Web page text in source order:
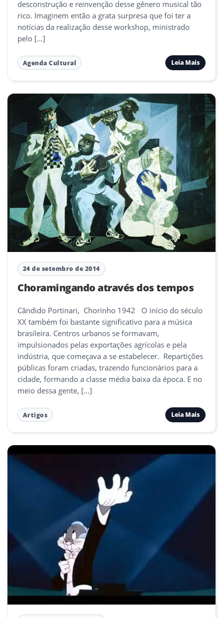
desconstrução e reinvenção desse gênero musical tão
rico. Imaginem então a grata surpresa que foi ter a
notícias da realização desse workshop, ministrado
pelo […]
Agenda Cultural Leia Mais
24 de setembro de 2014
Choramingando através dos tempos
Cândido Portinari, Chorinho 1942 O início do século
XX também foi bastante significativo para a música
brasileira. Centros urbanos se formavam,
impulsionados pelas exportações agrícolas e pela
indústria, que começava a se estabelecer. Repartições
públicas foram criadas, trazendo funcionários para a
cidade, formando a classe média baixa da época. E no
meio dessa gente, […]
Artigos Leia Mais